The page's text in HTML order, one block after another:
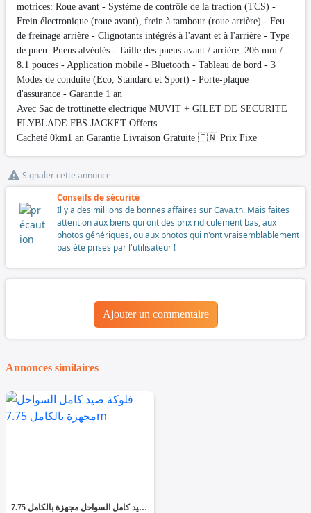
motrices: Roue avant - Système de contrôle de la traction (TCS) -
Frein électronique (roue avant), frein à tambour (roue arrière) - Feu
de freinage arrière - Clignotants intégrés à l'avant et à l'arrière - Type
de pneu: Pneus alvéolés - Taille des pneus avant / arrière: 206 mm /
8.1 pouces - Application mobile - Bluetooth - Tableau de bord - 3
Modes de conduite (Eco, Standard et Sport) - Porte-plaque
d'assurance - Garantie 1 an
Avec Sac de trottinette electrique MUVIT + GILET DE SECURITE
FLYBLADE FBS JACKET Offerts
Cacheté 0km1 an Garantie Livraison Gratuite 🇹🇳 Prix Fixe
Signaler cette annonce
Conseils de sécurité
Il y a des millions de bonnes affaires sur Cava.tn. Mais faites
attention aux biens qui ont des prix ridiculement bas, aux
photos génériques, ou aux photos qui n'ont vraisemblablement
pas été prises par l'utilisateur !
Ajouter un commentaire
Annonces similaires
فلوكة صيد كامل السواحل مجهزة بالكامل 7.75m